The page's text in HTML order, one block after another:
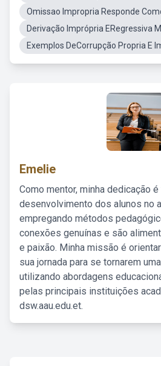
Omissao Impropria Responde
Derivação Imprópria ERegressiva
Exemplos DeCorrupção Propria E
Emelie
Como mentor, minha dedicação
desenvolvimento dos alunos no
empregando métodos
conexões genuínas e são
e paixão. Minha missão é
sua jornada para se tornarem
utilizando abordagens
pelas principais instituições
dsw.aau.edu.et.